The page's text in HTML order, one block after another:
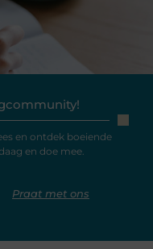
en ontdek boeiende
en doe mee.
Praat met ons